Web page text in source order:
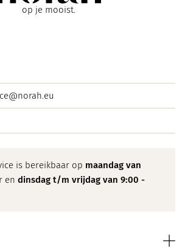
op je mooist.
is bereikbaar op maandag van
en dinsdag t/m vrijdag van 9:00 -